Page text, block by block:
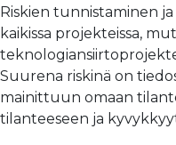
Riskien tunnistaminen
kaikissa projekteissa,
Suurena riskinä on
mainittuun omaan
tilanteeseen ja